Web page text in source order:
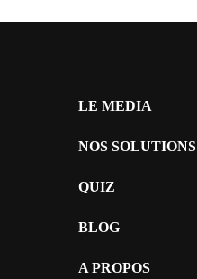
LE MEDIA
NOS SOLUTIONS
QUIZ
BLOG
A PROPOS